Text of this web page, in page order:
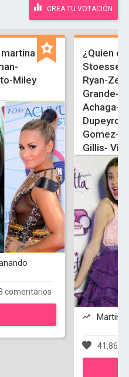
CREA TU VOTACIÓN
Miley
comentarios
¿Quien
Stoessel-
Ryan-
Grande-
Achaga-
Gomez-
Gillis-
Martina
41,867